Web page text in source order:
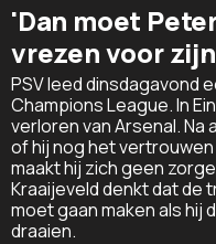
'Dan moet
vrezen voor
PSV leed dinsdagavond
Champions League. In
verloren van Arsenal.
of hij nog het
maakt hij zich geen
Kraaijeveld denkt dat de
moet gaan maken als hij
draaien.